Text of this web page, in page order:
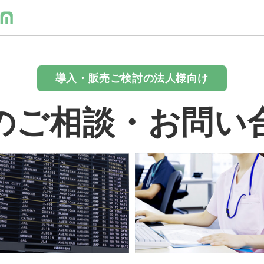
導入・販売ご検討の法人様向け
ご相談・お問い